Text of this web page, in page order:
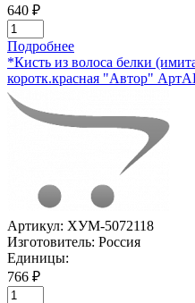
640 ₽
Подробнее
*Кисть из волоса белки
коротк.красная "Автор"
Артикул: ХУМ-5072118
Изготовитель: Россия
Единицы:
766 ₽